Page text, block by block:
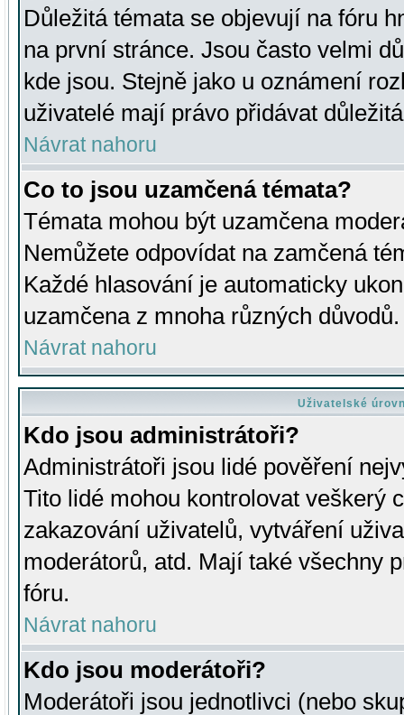
Důležitá témata se objevují na fóru
na první stránce. Jsou často velmi
kde jsou. Stejně jako u oznámení
uživatelé mají právo přidávat
Návrat nahoru
Co to jsou uzamčená témata?
Témata mohou být uzamčena
Nemůžete odpovídat na zamčená
Každé hlasování je automaticky
uzamčena z mnoha různých důvodů.
Návrat nahoru
Uživatelské
Kdo jsou administrátoři?
Administrátoři jsou lidé pověření
Tito lidé mohou kontrolovat veškerý
zakazování uživatelů, vytváření
moderátorů, atd. Mají také všechny
fóru.
Návrat nahoru
Kdo jsou moderátoři?
Moderátoři jsou jednotlivci (nebo